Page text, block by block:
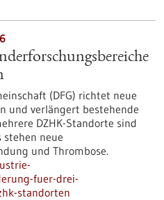
(DFG) richtet neue
und verlängert bestehende
DZHK-Standorte sind
stehen neue
und Thrombose.
fuer-drei-
standorten